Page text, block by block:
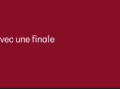
une finale